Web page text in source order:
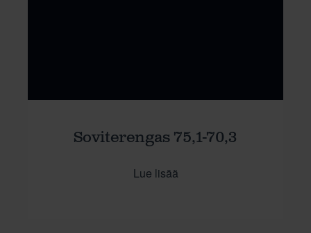
Soviterengas 75,1-70,3
Lue lisää